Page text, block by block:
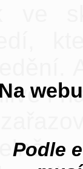
Na
Podle
ve
i